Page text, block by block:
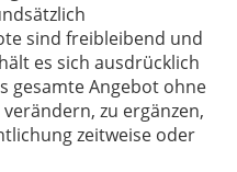
sind freibleibend und
es sich ausdrücklich
gesamte Angebot ohne
zu ergänzen,
zeitweise oder